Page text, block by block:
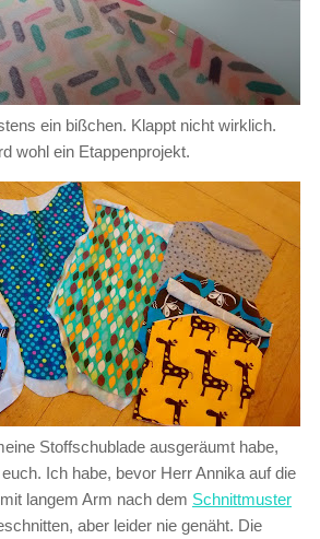
ein bißchen. Klappt nicht wirklich.
wohl ein Etappenprojekt.
Stoffschublade ausgeräumt habe,
Ich habe, bevor Herr Annika auf die
langem Arm nach dem Schnittmuster
aber leider nie genäht. Die